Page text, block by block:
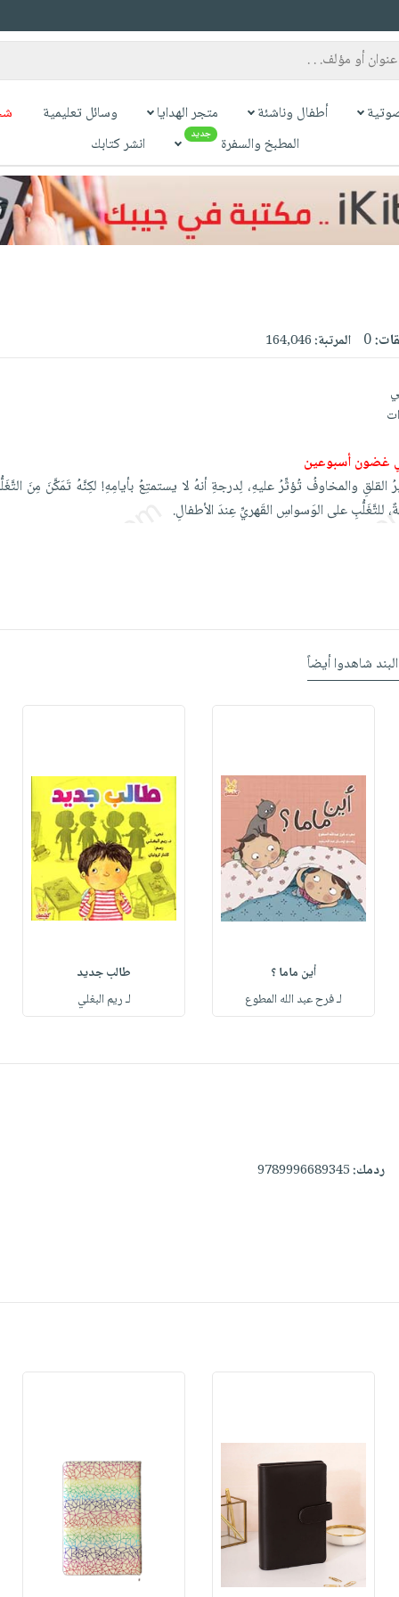
أطفال وناشئة متجر الهدايا وسائل تعليمية
المطبخ والسفرة
جديد انشر كتابك
0 المرتبة:164,046
غضون أسبوعين
والمخاوفُ تُؤثِّرُ عليهِ، لِدرجةِ أنهُ لا يستمتِعُ بأيامِهِ! لكِنَّهُ تَمَكَّنَ مِنَ
للتَّغَلُّبِ على الوَسواسِ القَهريِّ عِندَ الأطفالِ.
شاهدوا أيضاً
أين ماما ؟
لـ فرح عبد الله المطوع
طالب جديد
لـ ريم البغلي
ردمك:9789996689345